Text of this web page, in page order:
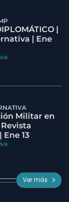
|
| Ene
Militar en
13
Ver más